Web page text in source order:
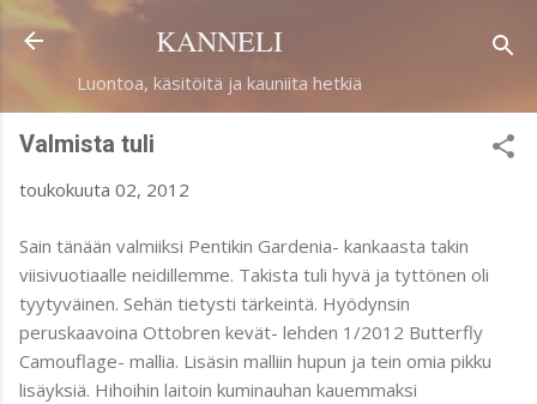
Siirry pääsisältöön
KANNELI
Luontoa, käsitöitä ja kauniita hetkiä
Valmista tuli
toukokuuta 02, 2012
Sain tänään valmiiksi Pentikin Gardenia- kankaasta takin
viisivuotiaalle neidillemme. Takista tuli hyvä ja tyttönen oli
tyytyväinen. Sehän tietysti tärkeintä. Hyödynsin
peruskaavoina Ottobren kevät- lehden 1/2012 Butterfly
Camouflage- mallia. Lisäsin malliin hupun ja tein omia pikku
lisäyksiä. Hihoihin laitoin kuminauhan kauemmaksi